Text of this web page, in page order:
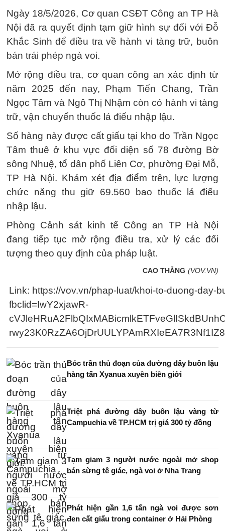
Ngày 18/5/2026, Cơ quan CSĐT Công an TP Hà
Nội đã ra quyết định tạm giữ hình sự đối với Đỗ
Khắc Sinh để điều tra về hành vi tàng trữ, buôn
bán trái phép ngà voi.
Mở rộng điều tra, cơ quan công an xác định từ
năm 2025 đến nay, Phạm Tiến Chang, Trần
Ngọc Tâm và Ngô Thị Nhậm còn có hành vi tàng
trữ, vận chuyển thuốc lá điếu nhập lậu.
Số hàng này được cất giấu tại kho do Trần Ngọc
Tâm thuê ở khu vực đối diện số 78 đường Bờ
sông Nhuệ, tổ dân phố Liên Cơ, phường Đại Mỗ,
TP Hà Nội. Khám xét địa điểm trên, lực lượng
chức năng thu giữ 69.560 bao thuốc lá điếu
nhập lậu.
Phòng Cảnh sát kinh tế Công an TP Hà Nội
đang tiếp tục mở rộng điều tra, xử lý các đối
tượng theo quy định của pháp luật.
CAO THẮNG (VOV.VN)
Link: https://vov.vn/phap-luat/khoi-to-duong-day-
fbclid=IwY2xjawR-
Bóc trần thủ đoạn của đường dây buôn lậu
hàng tấn Xyanua xuyên biên giới
Triệt phá đường dây buôn lậu vàng từ
Campuchia về TP.HCM trị giá 300 tỷ đồng
Tạm giam 3 người nước ngoài mở shop
bán sừng tê giác, ngà voi ở Nha Trang
Phát hiện gần 1,6 tấn ngà voi được sơn
đen cất giấu trong container ở Hải Phòng